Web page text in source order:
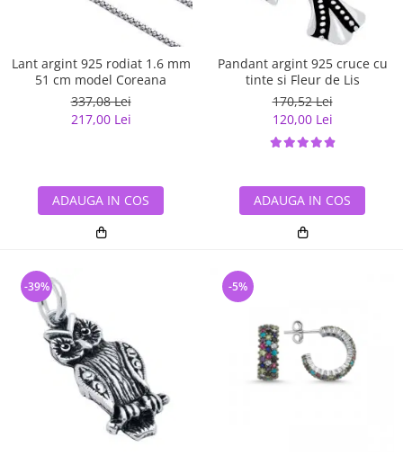
Lant argint 925 rodiat 1.6 mm
51 cm model Coreana
337,08 Lei
217,00 Lei
ADAUGA IN COS
Pandant argint 925 cruce cu
tinte si Fleur de Lis
170,52 Lei
120,00 Lei
ADAUGA IN COS
-39% -5%